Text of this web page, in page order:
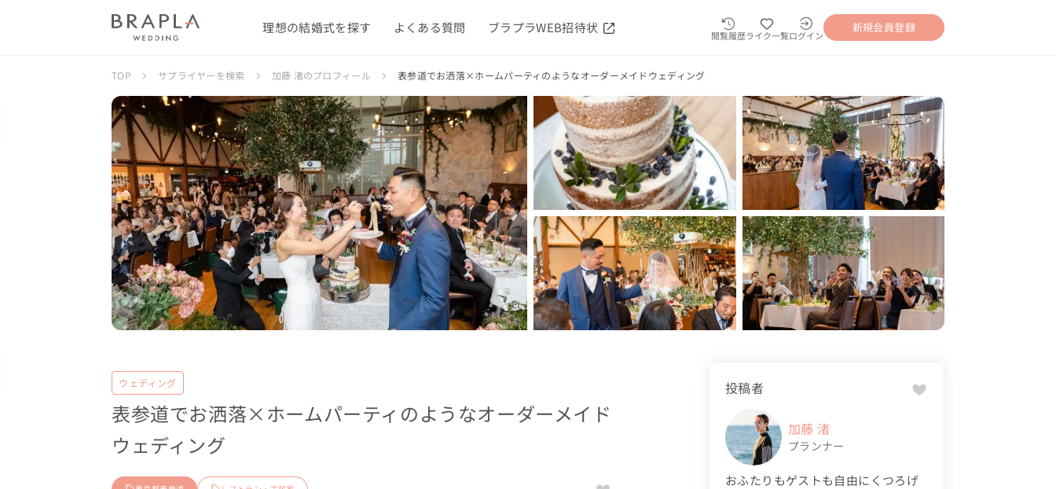
理想の結婚式を探す よくある質問 ブラプラWEB招待状 閲覧履歴ライク一覧ログイン
新規会員登録
TOP サプライヤーを検索 加藤 渚のプロフィール 表参道でお洒落×ホームパーティのようなオーダーメイドウェディング
ウェディング
表参道でお洒落×ホームパーティのようなオーダーメイド
ウェディング
投稿者
加藤 渚
プランナー
おふたりもゲストも自由にくつろげ